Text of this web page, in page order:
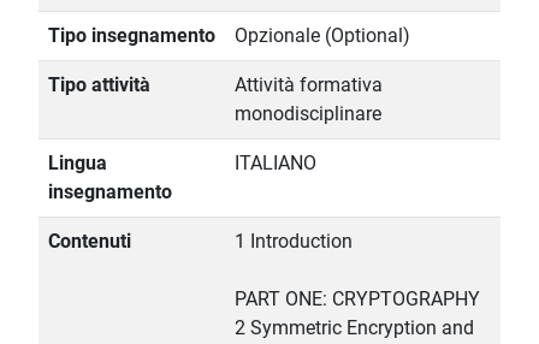
Tipo insegnamento Opzionale (Optional)
Tipo attività
Attività formativa
monodisciplinare
Lingua
insegnamento
ITALIANO
Contenuti 1 Introduction
PART ONE: CRYPTOGRAPHY
2 Symmetric Encryption and